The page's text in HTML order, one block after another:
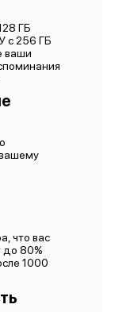
ГБ
с 256 ГБ
ваши
что вас
до 80%
1000